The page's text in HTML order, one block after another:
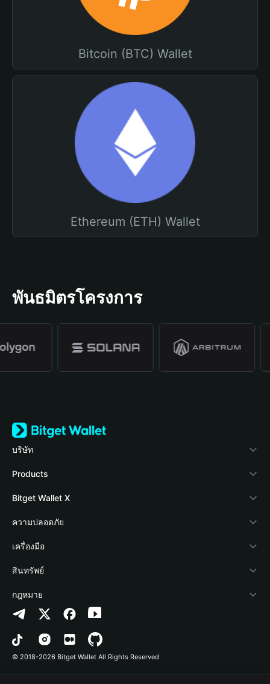
Bitcoin (BTC) Wallet
Ethereum (ETH) Wallet
พันธมิตรโครงการ
บริษัท
เกี่ยวกับ Bitget Wallet
Blog
Academy
ข่าวสารด้านคริปโต
ศูนย์ช่วยเหลือ
ติดต่อเรา
ทรัพยากรข้อมูลของแบรนด์
อาชีพ
Products
Crypto Card
Stablecoin Earn
Payfi Crypto
Crypto Swap API
Altcoin Season Index
Prediction Markets
DApp
Bitget Wallet X
นักพัฒนา
เชื่อมต่อ Wallet
Bitget Wallet Pay
ลิสต์โปรเจกต์
ความปลอดภัย
Protection Fund
เทคโนโลยีความปลอดภัย
เครื่องมือ
ซื้อคริปโต
การตรวจจับการอนุญาต
การตรวจจับสัญญา
การโอนเป็นชุด
สินทรัพย์
Arbitrum
Avalanche
Bitcoin
กฎหมาย
นโยบายความเป็นส่วนตัว
ข้อตกลงในการใช้บริการ
© 2018-2026 Bitget Wallet All Rights Reserved